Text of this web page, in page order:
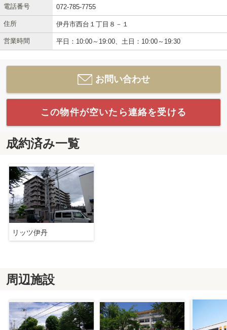
電話番号 072-785-7755
住所 伊丹市西台１丁目８－１
営業時間 平日：10:00～19:00、土日：10:00～19:30
お問い合わせ
この物件が空いたら連絡を受ける
成約済み一覧
リッツ伊丹
周辺施設